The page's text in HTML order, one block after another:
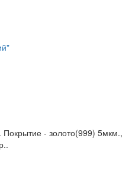
- золото(999) 5мкм.,